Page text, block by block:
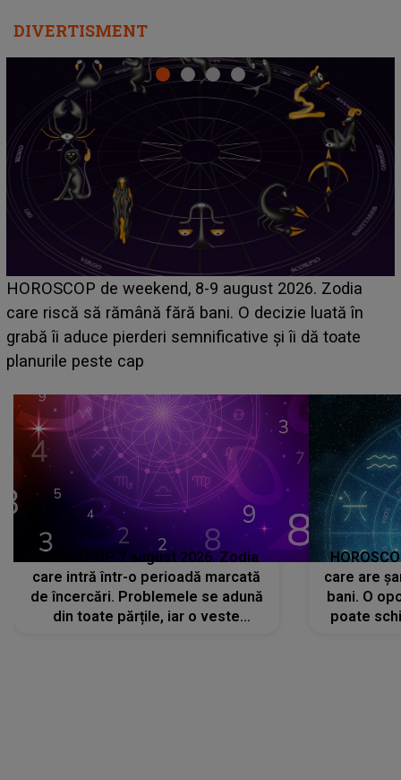
DIVERTISMENT
Emanuel a ținut ACEST DETALIU ASCUNS până
acum! În fața Alexandrei, concurentul din Casa Iubirii
face o MĂRTURISIRE NEAȘTEPTATĂ despre mama
sa: "I-am spus și ei în față, eu nu te iubesc pentru
HOROSCOP 7 august 2026. Zodia
care intră într-o perioadă marcată
de încercări. Problemele se adună
din toate părțile, iar o veste
care are
bani. O
poate